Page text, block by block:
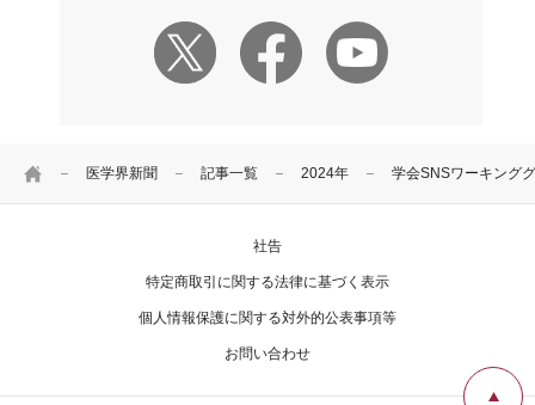
HOME 医学界新聞 記事一覧 2024年 学会SNSワーキング
社告
特定商取引に関する法律に基づく表示
個人情報保護に関する対外的公表事項等
お問い合わせ